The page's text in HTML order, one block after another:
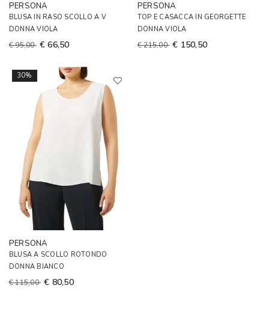
PERSONA
BLUSA IN RASO SCOLLO A V
DONNA VIOLA
€ 95,00 € 66,50
PERSONA
TOP E CASACCA IN GEORGETTE
DONNA VIOLA
€ 215,00 € 150,50
30%
PERSONA
BLUSA A SCOLLO ROTONDO
DONNA BIANCO
€ 115,00 € 80,50